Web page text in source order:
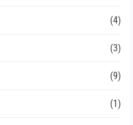
(4)
(3)
(9)
(1)